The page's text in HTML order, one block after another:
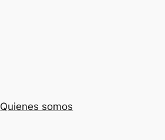
Quienes somos